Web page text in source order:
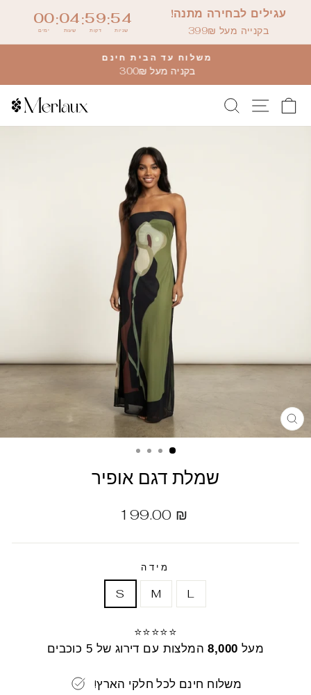
עגילים לבחירה מתנה!
בקנייה מעל 399₪
00
ימים
:04
שעות
:59
דקות
:54
שניות
משלוח עד הבית חינם
בקניה מעל 300₪
שמלת דגם אופיר
מחיר
199.00 ₪
מידה
S M L
⭐⭐⭐⭐⭐
מעל 8,000המלצות עם דירוג של 5 כוכבים
!משלוח חינם לכל חלקי הארץ